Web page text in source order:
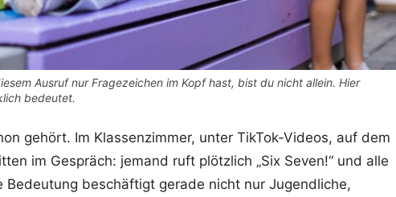
Ausruf nur Fragezeichen im Kopf hast, bist du nicht allein. Hier
bedeutet.
gehört. Im Klassenzimmer, unter TikTok-Videos, auf dem
im Gespräch: jemand ruft plötzlich „Six Seven!“ und alle
Bedeutung beschäftigt gerade nicht nur Jugendliche,